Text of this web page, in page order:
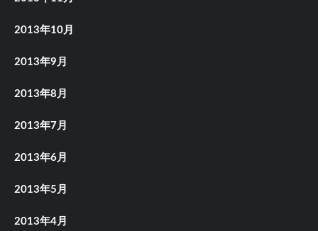
2013年10月
2013年9月
2013年8月
2013年7月
2013年6月
2013年5月
2013年4月